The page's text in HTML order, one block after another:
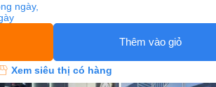
ngày,
Thêm vào giỏ
Xem siêu thị có hàng